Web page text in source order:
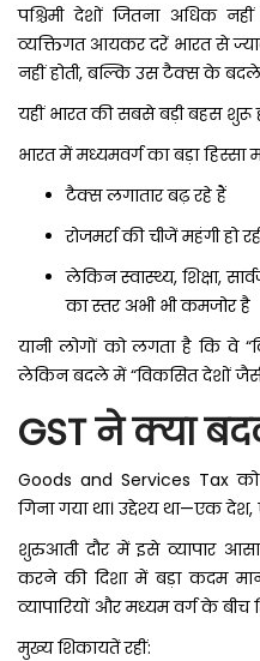
पश्चिमी देशों जितना अधिक
व्यक्तिगत आयकर दरें भारत से
नहीं होती, बल्कि उस टैक्स के बदले
यहीं भारत की सबसे बड़ी बहस शुरू
भारत में मध्यमवर्ग का बड़ा हिस्सा
टैक्स लगातार बढ़ रहे हैं
रोजमर्रा की चीजें महंगी हो
लेकिन स्वास्थ्य, शिक्षा,
का स्तर अभी भी कमजोर है
यानी लोगों को लगता है कि वे
लेकिन बदले में “विकसित देशों जैसी
GST ने क्या
Goods and Services Tax
गिना गया था। उद्देश्य था—एक
शुरुआती दौर में इसे व्यापार
करने की दिशा में बड़ा कदम
व्यापारियों और मध्यम वर्ग के बीच
मुख्य शिकायतें रहीं: